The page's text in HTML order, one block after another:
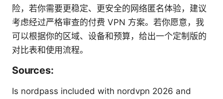
险，若你需要更稳定、更安全的网络匿名体验，建议
考虑经过严格审查的付费 VPN 方案。若你愿意，我
可以根据你的区域、设备和预算，给出一个定制版的
对比表和使用流程。
Sources:
Is nordpass included with nordvpn 2026 and